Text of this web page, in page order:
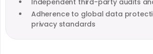
Adherence to global data
privacy standards